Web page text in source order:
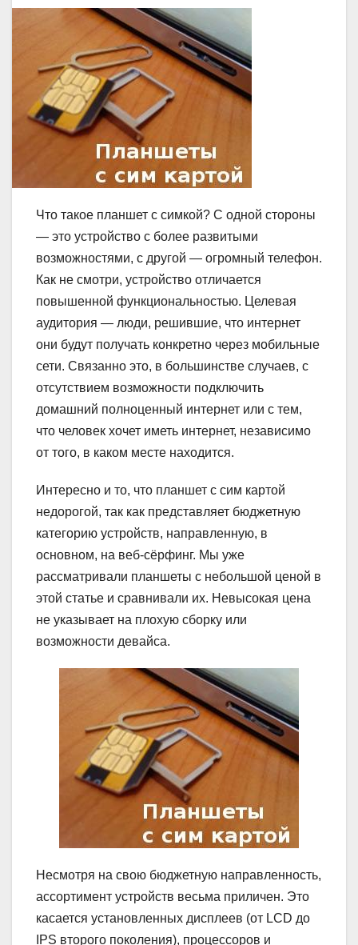
Что такое планшет с симкой? С одной стороны
— это устройство с более развитыми
возможностями, с другой — огромный телефон.
Как не смотри, устройство отличается
повышенной функциональностью. Целевая
аудитория — люди, решившие, что интернет
они будут получать конкретно через мобильные
сети. Связанно это, в большинстве случаев, с
отсутствием возможности подключить
домашний полноценный интернет или с тем,
что человек хочет иметь интернет, независимо
от того, в каком месте находится.
Интересно и то, что планшет с сим картой
недорогой, так как представляет бюджетную
категорию устройств, направленную, в
основном, на веб-сёрфинг. Мы уже
рассматривали планшеты с небольшой ценой в
этой статье и сравнивали их. Невысокая цена
не указывает на плохую сборку или
возможности девайса.
Несмотря на свою бюджетную направленность,
ассортимент устройств весьма приличен. Это
касается установленных дисплеев (от LCD до
IPS второго поколения), процессоров и